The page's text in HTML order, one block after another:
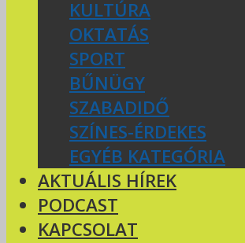
KULTÚRA
OKTATÁS
SPORT
BŰNÜGY
SZABADIDŐ
SZÍNES-ÉRDEKES
EGYÉB KATEGÓRIA
AKTUÁLIS HÍREK
PODCAST
KAPCSOLAT